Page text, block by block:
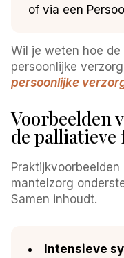
of via een
Wil je weten hoe
persoonlijke
persoonlijke
Voorbeelden
de palliatieve
mantelzorg
Samen inhoudt.
Intensieve